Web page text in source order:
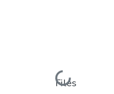
Loading...
Files